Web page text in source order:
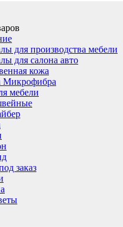
для производства мебели
для салона авто
кожа
Микрофибра
мебели
заказ